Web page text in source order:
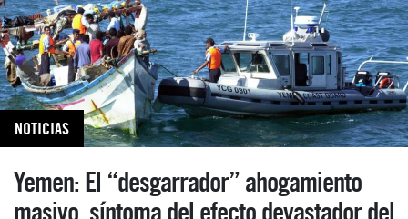
NOTICIAS
Yemen: El “desgarrador” ahogamiento
masivo, síntoma del efecto devastador del